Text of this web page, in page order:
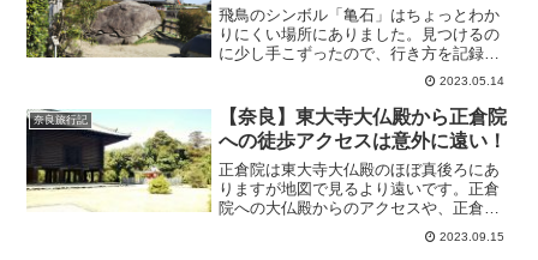
飛鳥のシンボル「亀石」はちょっとわか
りにくい場所にありました。見つけるの
に少し手こずったので、行き方を記録し
2023.05.14
奈良旅行記
【奈良】東大寺大仏殿から正倉院
への徒歩アクセスは意外に遠い！
正倉院は東大寺大仏殿のほぼ真後ろにあ
りますが地図で見るより遠いです。正倉
院への大仏殿からのアクセスや、正倉院
を見学した感想をまとめました。2023.09.15